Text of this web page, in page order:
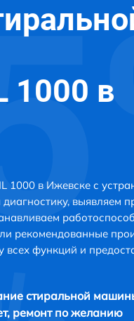
1000 в
1000 в Ижевске с
выявляем
рекомендованные
всех функций и
стиральной
ремонт по желанию